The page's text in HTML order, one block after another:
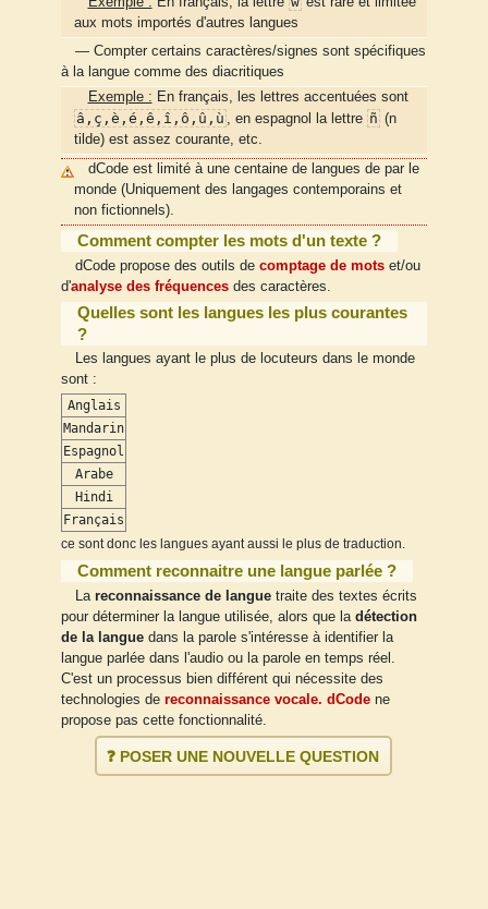
aux mots importés d'autres langues
— Compter certains caractères/signes sont spécifiques
à la langue comme des diacritiques
Exemple : En français, les lettres accentuées sont
â,ç,è,é,ê,î,ô,û,ù , en espagnol la lettre ñ (n
tilde) est assez courante, etc.
dCode est limité à une centaine de langues de par le
monde (Uniquement des langages contemporains et
non fictionnels).
Comment compter les mots d'un texte ?
dCode propose des outils de comptage de motset/ou
d'analyse des fréquences des caractères.
Quelles sont les langues les plus courantes
?
Les langues ayant le plus de locuteurs dans le monde
sont :
Anglais
Mandarin
Espagnol
Arabe
Hindi
Français
ce sont donc les langues ayant aussi le plus de traduction.
Comment reconnaitre une langue parlée ?
La reconnaissance de languetraite des textes écrits
pour déterminer la langue utilisée, alors que la détection
de la langue dans la parole s'intéresse à identifier la
langue parlée dans l'audio ou la parole en temps réel.
C'est un processus bien différent qui nécessite des
technologies de reconnaissance vocale. dCode ne
propose pas cette fonctionnalité.
❓ POSER UNE NOUVELLE QUESTION